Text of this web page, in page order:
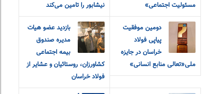
مسئولیت اجتماعی»
نیشابور را تامین می‌کند
دومین موفقیت
پیاپی فولاد
خراسان در جایزه
ملی«تعالی منابع انسانی»
بازدید عضو هیات
مدیره صندوق
بیمه اجتماعی
کشاورزان، روستائیان و عشایر از
فولاد خراسان